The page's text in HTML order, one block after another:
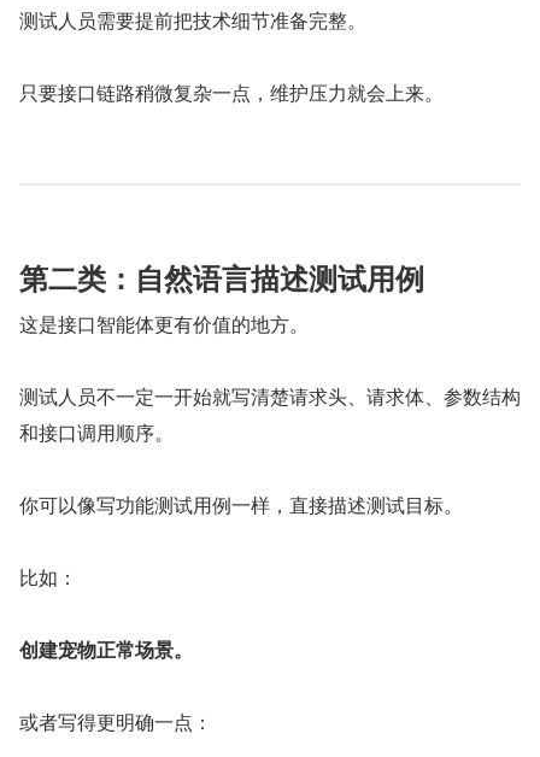
测试人员需要提前把技术细节准备完整。
只要接口链路稍微复杂一点，维护压力就会上来。
第二类：自然语言描述测试用例
这是接口智能体更有价值的地方。
测试人员不一定一开始就写清楚请求头、请求体、参数结构
和接口调用顺序。
你可以像写功能测试用例一样，直接描述测试目标。
比如：
创建宠物正常场景。
或者写得更明确一点：